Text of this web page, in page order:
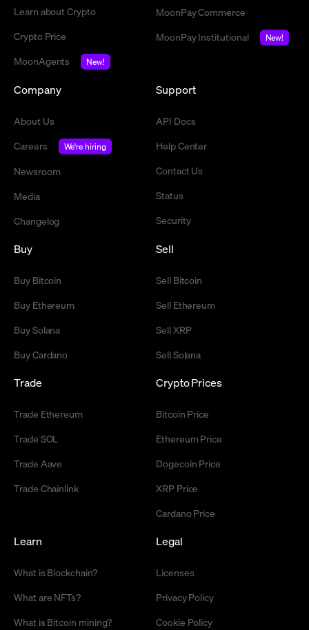
Learn about Crypto
Crypto Price
MoonAgents
New!
MoonPay Commerce
MoonPay Institutional
New!
Company
About Us
Careers
We're hiring
Newsroom
Media
Changelog
Support
API Docs
Help Center
Contact Us
Status
Security
Buy
Buy Bitcoin
Buy Ethereum
Buy Solana
Buy Cardano
Sell
Sell Bitcoin
Sell Ethereum
Sell XRP
Sell Solana
Trade
Trade Ethereum
Trade SOL
Trade Aave
Trade Chainlink
Crypto Prices
Bitcoin Price
Ethereum Price
Dogecoin Price
XRP Price
Cardano Price
Learn
What is Blockchain?
What are NFTs?
What is Bitcoin mining?
Legal
Licenses
Privacy Policy
Cookie Policy